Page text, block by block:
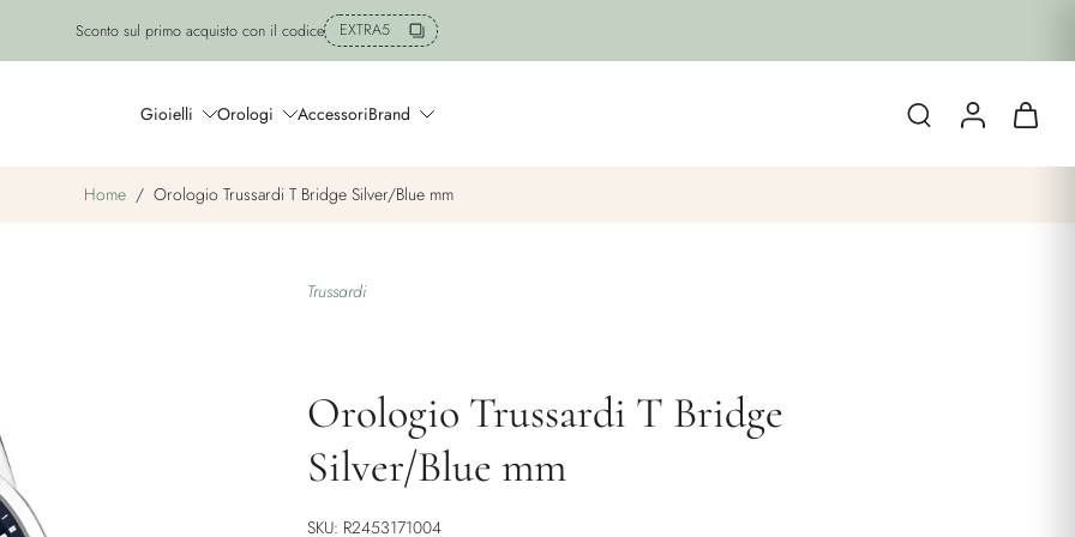
Spedizione gratuita a partire da 99 euro
Gioielli Orologi AccessoriBrand
Home / Orologio Trussardi T Bridge Silver/Blue mm
Trussardi
Orologio Trussardi T Bridge
Silver/Blue mm
SKU: R2453171004